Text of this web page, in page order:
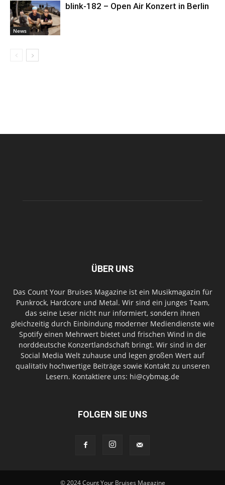
News
blink-182 – Open Air Konzert in Berlin
ÜBER UNS
Das Count Your Bruises Magazine ist ein Musikmagazin für
Punkrock, Hardcore und Metal. Wir sind ein junges Team,
das seine Leser nicht nur informiert, sondern ihnen
gleichzeitig durch Einbindung moderner Mediendienste wie
Spotify einen Mehrwert bietet und frischen Wind in die
norddeutsche Konzertlandschaft bringt. Wir sind in der
Social Media Welt zuhause und legen großen Wert auf
qualitativ hochwertige Beiträge sowie Kontakt zu unseren
Lesern. Kontaktiere uns: hi@cybmag.de
FOLGEN SIE UNS
© 2024 Count Your Bruises Magazine